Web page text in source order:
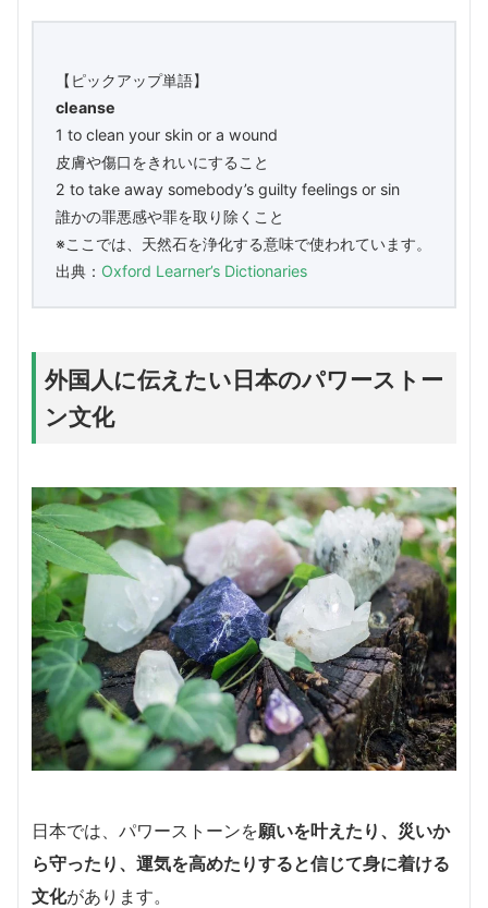
【ピックアップ単語】
cleanse
1 to clean your skin or a wound
皮膚や傷口をきれいにすること
2 to take away somebody’s guilty feelings or sin
誰かの罪悪感や罪を取り除くこと
※ここでは、天然石を浄化する意味で使われています。
出典： Oxford Learner’s Dictionaries
外国人に伝えたい日本のパワーストー
ン文化
日本では、パワーストーンを願いを叶えたり、災いか
ら守ったり、運気を高めたりすると信じて身に着ける
文化があります。